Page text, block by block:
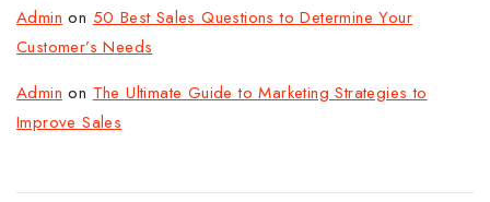
Admin on 50 Best Sales Questions to Determine Your
Customer’s Needs
Admin on The Ultimate Guide to Marketing Strategies to
Improve Sales